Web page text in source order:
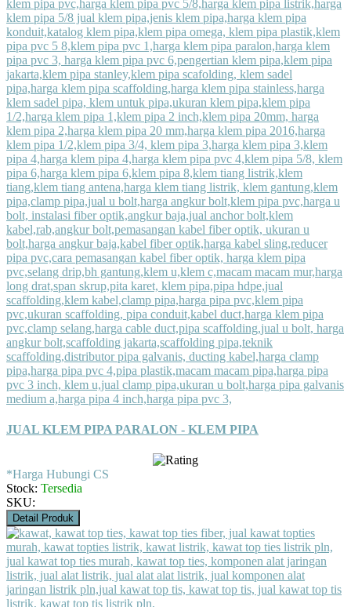
JUAL KLEM PIPA PARALON - KLEM PIPA
*Harga Hubungi CS
Stock: Tersedia
SKU:
Detail Produk